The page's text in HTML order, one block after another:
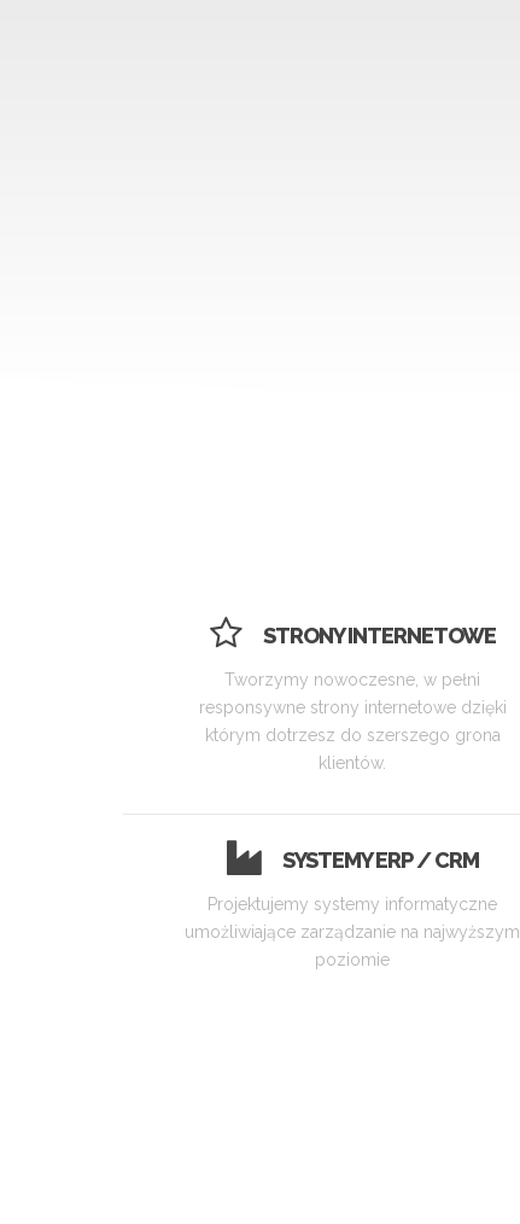
STRONY INTERNETOWE
Tworzymy nowoczesne, w pełni
responsywne strony internetowe dzięki
którym dotrzesz do szerszego grona
klientów.
SYSTEMY ERP / CRM
Projektujemy systemy informatyczne
umożliwiające zarządzanie na najwyższym
poziomie